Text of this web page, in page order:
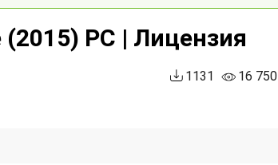
(2015) РС | Лицензия
16 750
1131